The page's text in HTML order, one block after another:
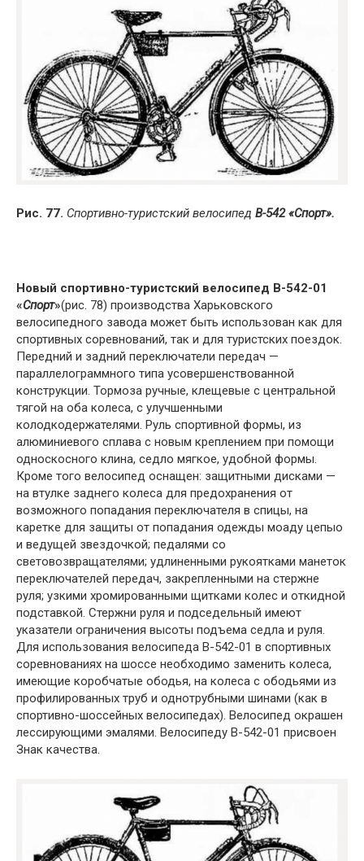
Рис. 77. Спортивно-туристский велосипед В-542 «Спорт».
Новый спортивно-туристский велосипед В-542-01
«Спорт»(рис. 78) производства Харьковского
велосипедного завода может быть использован как для
спортивных соревнований, так и для туристских поездок.
Передний и задний переключатели передач —
параллелограммного типа усовершенствованной
конструкции. Тормоза ручные, клещевые с центральной
тягой на оба колеса, с улучшенными
колодкодержателями. Руль спортивной формы, из
алюминиевого сплава с новым креплением при помощи
односкосного клина, седло мягкое, удобной формы.
Кроме того велосипед оснащен: защитными дисками —
на втулке заднего колеса для предохранения от
возможного попадания переключателя в спицы, на
каретке для защиты от попадания одежды моаду цепыо
и ведущей звездочкой; педалями со
световозвращателями; удлиненными рукоятками манеток
переключателей передач, закрепленными на стержне
руля; узкими хромированными щитками колес и откидной
подставкой. Стержни руля и подседельный имеют
указатели ограничения высоты подъема седла и руля.
Для использования велосипеда В-542-01 в спортивных
соревнованиях на шоссе необходимо заменить колеса,
имеющие коробчатые ободья, на колеса с ободьями из
профилированных труб и однотрубными шинами (как в
спортивно-шоссейных велосипедах). Велосипед окрашен
лессирующими эмалями. Велосипеду В-542-01 присвоен
Знак качества.